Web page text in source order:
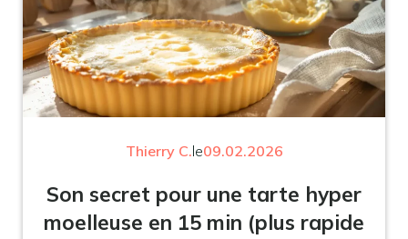
Thierry C.le09.02.2026
Son secret pour une tarte hyper
moelleuse en 15 min (plus rapide